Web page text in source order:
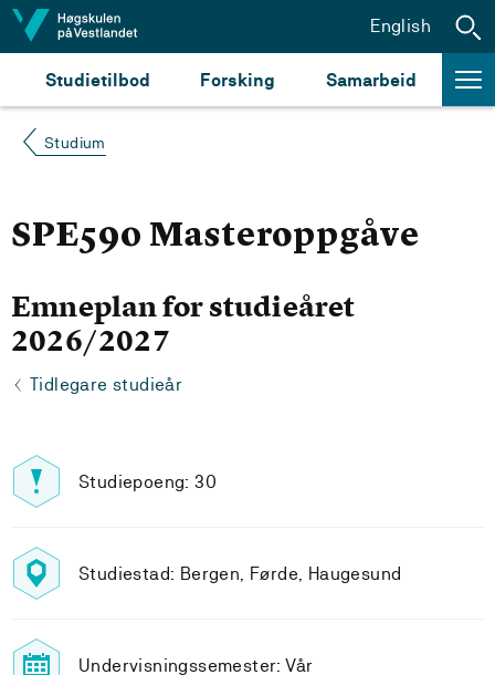
Hopp til innhald
Studietilbod Forsking Samarbeid
English
Studium
SPE590 Masteroppgåve
Emneplan for studieåret
2026/2027
Tidlegare studieår
Studiepoeng: 30
Studiestad: Bergen, Førde, Haugesund
Undervisningssemester: Vår